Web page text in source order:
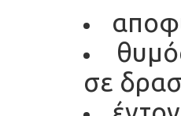
σε